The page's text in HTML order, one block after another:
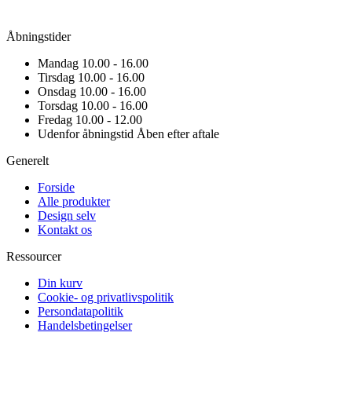
Åbningstider
Mandag 10.00 - 16.00
Tirsdag 10.00 - 16.00
Onsdag 10.00 - 16.00
Torsdag 10.00 - 16.00
Fredag 10.00 - 12.00
Udenfor åbningstid Åben efter aftale
Generelt
Forside
Alle produkter
Design selv
Kontakt os
Ressourcer
Din kurv
Cookie- og privatlivspolitik
Persondatapolitik
Handelsbetingelser